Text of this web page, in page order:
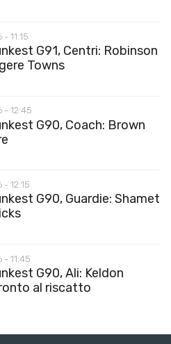
11:15
G91, Centri: Robinson
Towns
- 12:45
G90, Coach: Brown
12:15
G90, Guardie: Shamet
- 11:45
G90, Ali: Keldon
al riscatto